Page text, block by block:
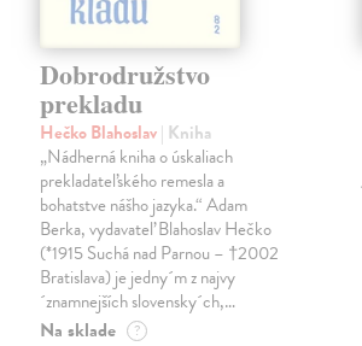
Dobrodružstvo
prekladu
Hečko Blahoslav| Kniha
„Nádherná kniha o úskaliach
prekladateľského remesla a
bohatstve nášho jazyka.“ Adam
Berka, vydavateľ Blahoslav Hečko
(*1915 Suchá nad Parnou – †2002
Bratislava) je jedny´m z najvy
´znamnejších slovensky´ch,…
Na sklade ?